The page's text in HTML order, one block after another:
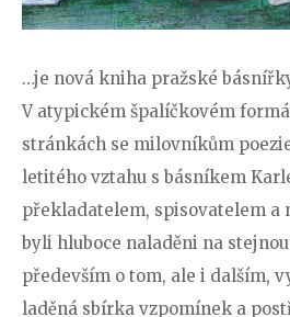
…je nová kniha pražské
V atypickém špalíčkovém
stránkách se milovníkům
letitého vztahu s básníkem
překladatelem, spisovatelem a
byli hluboce naladěni na
především o tom, ale i dalším,
laděná sbírka vzpomínek a